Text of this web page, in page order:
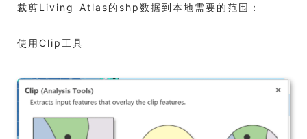
裁剪Living Atlas的shp数据到本地需要的范围：
使用Clip工具